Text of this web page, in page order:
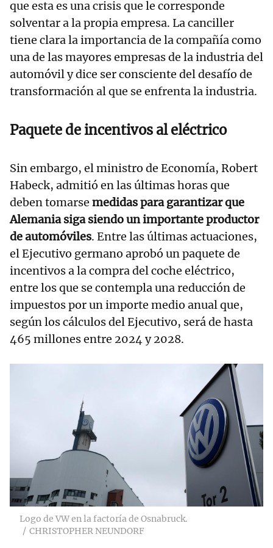
que esta es una crisis que le corresponde
solventar a la propia empresa. La canciller
tiene clara la importancia de la compañía como
una de las mayores empresas de la industria del
automóvil y dice ser consciente del desafío de
transformación al que se enfrenta la industria.
Paquete de incentivos al eléctrico
Sin embargo, el ministro de Economía, Robert
Habeck, admitió en las últimas horas que
deben tomarse medidas para garantizar que
Alemania siga siendo un importante productor
de automóviles. Entre las últimas actuaciones,
el Ejecutivo germano aprobó un paquete de
incentivos a la compra del coche eléctrico,
entre los que se contempla una reducción de
impuestos por un importe medio anual que,
según los cálculos del Ejecutivo, será de hasta
465 millones entre 2024 y 2028.
Logo de VW en la factoría de Osnabruck.
CHRISTOPHER NEUNDORF